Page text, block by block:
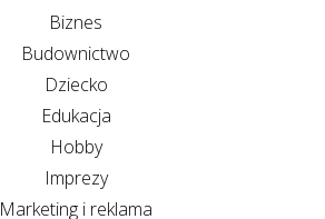
Biznes
Budownictwo
Dziecko
Edukacja
Hobby
Imprezy
Marketing i reklama